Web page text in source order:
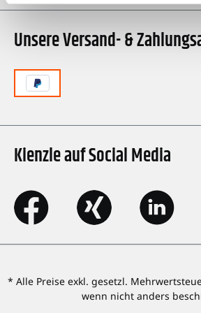
Kienzle auf Social Media
Unsere Versand- &
* Alle Preise exkl. gesetzl.
wenn nicht anders